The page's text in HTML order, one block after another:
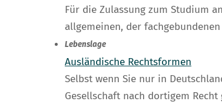
Für die Zulassung zum Studium
allgemeinen, der
Lebenslage
Ausländische Rechtsformen
Selbst wenn Sie nur in
Gesellschaft nach dortigem Recht